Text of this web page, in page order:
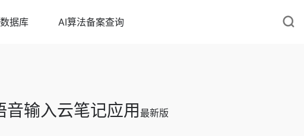
据库 AI算法备案查询
输入云笔记应用 最新版